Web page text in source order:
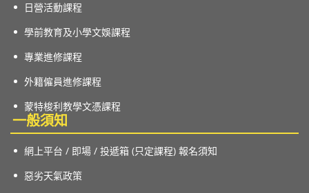
日營活動課程
學前教育及小學文娛課程
專業進修課程
外籍僱員進修課程
蒙特梭利教學文憑課程
一般須知
網上平台 / 即場 / 投遞箱 (只定課程) 報名須知
惡劣天氣政策